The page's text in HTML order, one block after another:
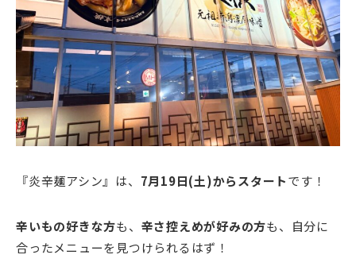
『炎辛麺アシン』は、 7月19日(土)からスタートです！
辛いもの好きな方も、 辛さ控えめが好みの方も、自分に
合ったメニューを見つけられるはず！